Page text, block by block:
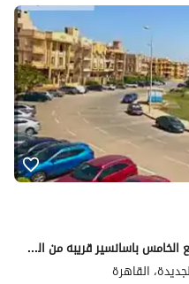
بالياسمين 7 شقة دور تانى للبيع بالتجمع الخامس باسانسير قريبه من الخدمات New cario el- yesmen- القاهرة الجديدة